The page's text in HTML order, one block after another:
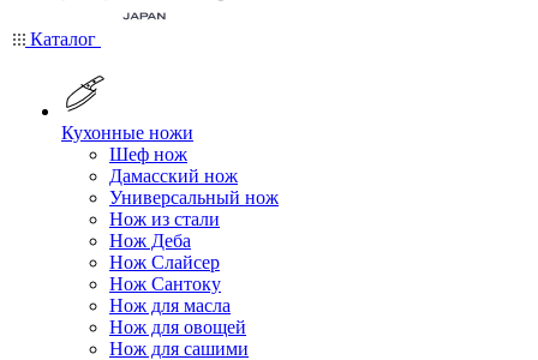
Каталог
Кухонные ножи
Шеф нож
Дамасский нож
Универсальный нож
Нож из стали
Нож Деба
Нож Слайсер
Нож Сантоку
Нож для масла
Нож для овощей
Нож для сашими